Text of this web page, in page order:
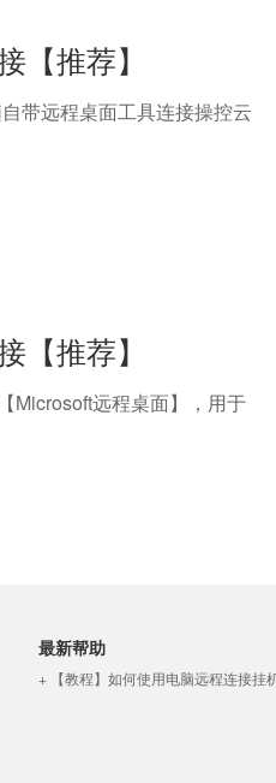
【推荐】
带远程桌面工具连接操控云
【推荐】
Microsoft远程桌面】，用于
最新帮助
+ 【教程】如何使用电脑远程连接挂